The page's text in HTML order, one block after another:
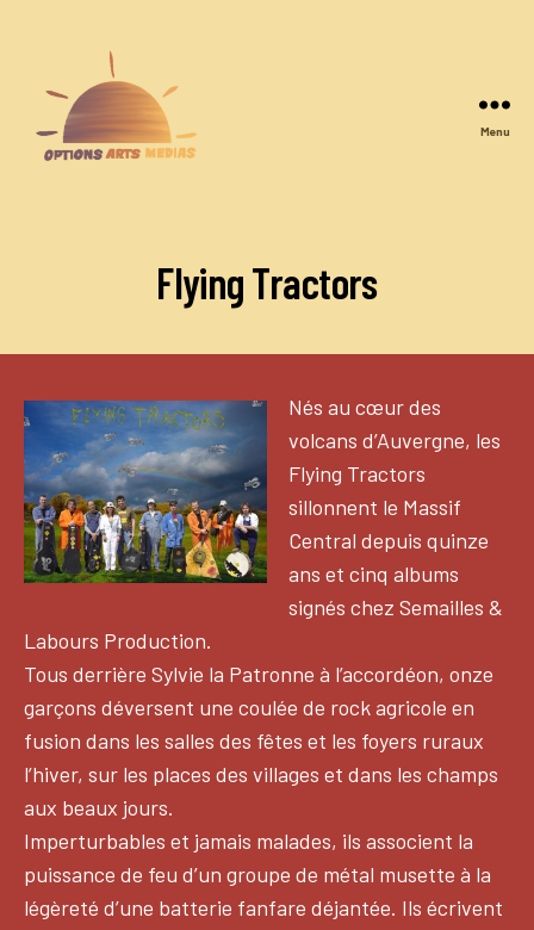
Menu
Flying Tractors
Nés au cœur des
volcans d’Auvergne, les
Flying Tractors
sillonnent le Massif
Central depuis quinze
ans et cinq albums
signés chez Semailles &
Labours Production.
Tous derrière Sylvie la Patronne à l’accordéon, onze
garçons déversent une coulée de rock agricole en
fusion dans les salles des fêtes et les foyers ruraux
l’hiver, sur les places des villages et dans les champs
aux beaux jours.
Imperturbables et jamais malades, ils associent la
puissance de feu d’un groupe de métal musette à la
légèreté d’une batterie fanfare déjantée. Ils écrivent